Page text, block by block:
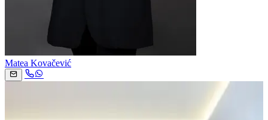
Matea Kovačević